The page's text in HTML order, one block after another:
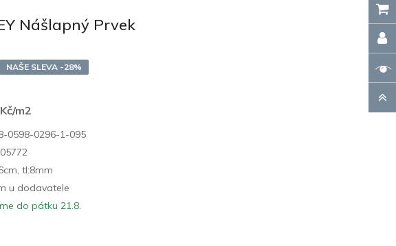
Nášlapný Prvek
NAŠE SLEVA -28%
m2
0598-0296-1-095
tl:8mm
u dodavatele
do pátku 21.8.